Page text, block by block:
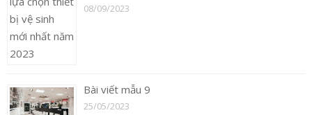
08/09/2023
Bài viết mẫu 9
25/05/2023